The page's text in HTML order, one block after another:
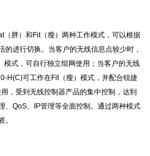
（胖）和Fit（瘦）两种工作模式，可以根据
的进行切换。当客户的无线信息点较少时，
模式，可自行独立组网使用；当客户的无线
H(C)可工作在Fit（瘦）模式，并配合锐捷
，受到无线控制器产品的集中控制，达到
、QoS、IP管理等全面控制。通过两种模式
。